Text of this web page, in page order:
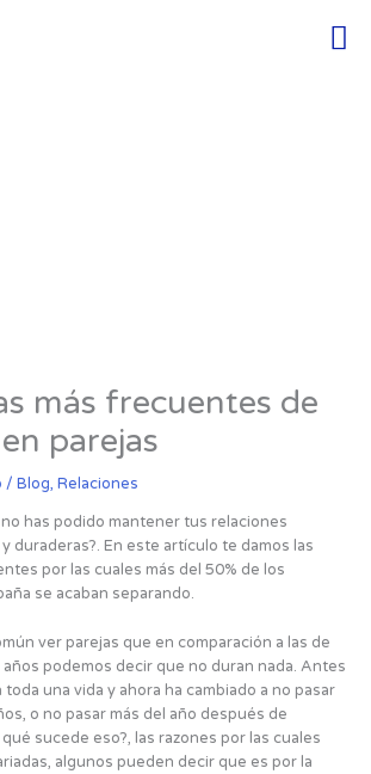
más frecuentes de
parejas
/ Blog, Relaciones
has podido mantener tus relaciones
duraderas?. En este artículo te damos las
por las cuales más del 50% de los
se acaban separando.
ver parejas que en comparación a las de
podemos decir que no duran nada. Antes
una vida y ahora ha cambiado a no pasar
o no pasar más del año después de
sucede eso?, las razones por las cuales
algunos pueden decir que es por la